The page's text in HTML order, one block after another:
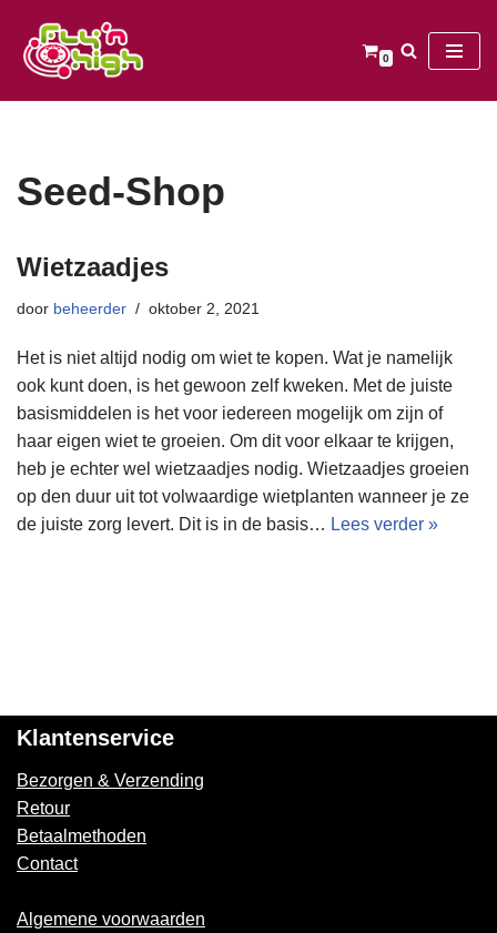
Ga
0
Seed-Shop
Wietzaadjes
door beheerder oktober 2, 2021
Het is niet altijd nodig om wiet te kopen. Wat je namelijk
ook kunt doen, is het gewoon zelf kweken. Met de juiste
basismiddelen is het voor iedereen mogelijk om zijn of
haar eigen wiet te groeien. Om dit voor elkaar te krijgen,
heb je echter wel wietzaadjes nodig. Wietzaadjes groeien
op den duur uit tot volwaardige wietplanten wanneer je ze
de juiste zorg levert. Dit is in de basis… Lees verder »
Klantenservice
Bezorgen & Verzending
Retour
Betaalmethoden
Contact
Algemene voorwaarden